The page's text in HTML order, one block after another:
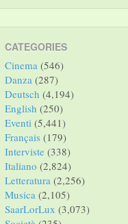
CATEGORIES
Cinema (546)
Danza (287)
Deutsch (4,194)
English (250)
Eventi (5,441)
Français (179)
Interviste (338)
Italiano (2,824)
Letteratura (2,256)
Musica (2,105)
SaarLorLux (3,073)